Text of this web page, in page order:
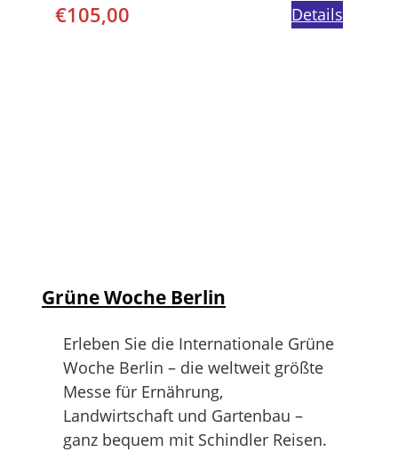
€105,00 Details
Grüne Woche Berlin
Erleben Sie die Internationale Grüne
Woche Berlin – die weltweit größte
Messe für Ernährung,
Landwirtschaft und Gartenbau –
ganz bequem mit Schindler Reisen.